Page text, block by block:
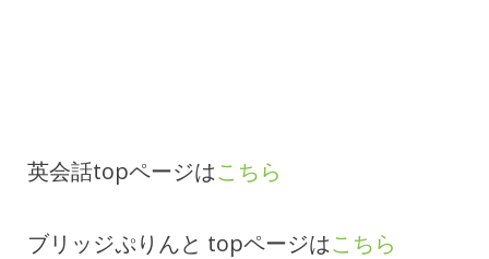
英会話topページはこちら
ブリッジぷりんと topページはこちら